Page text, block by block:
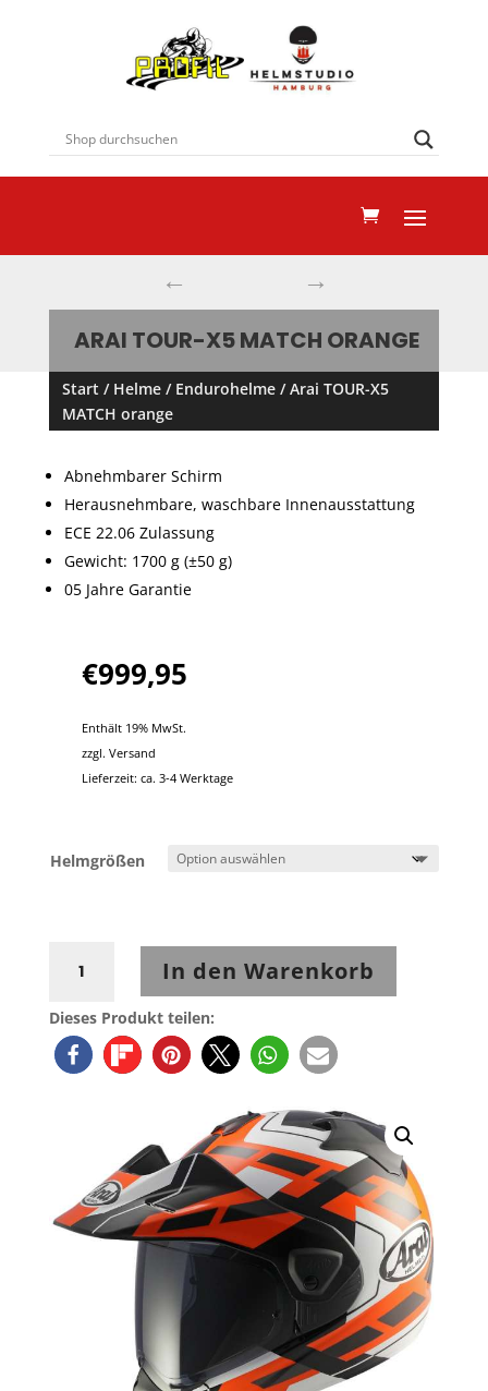
← →
ARAI TOUR-X5 MATCH ORANGE
Dieses Produkt teilen:
Start / Helme/ Endurohelme/ Arai TOUR-X5
MATCH orange
Abnehmbarer Schirm
Herausnehmbare, waschbare Innenausstattung
ECE 22.06 Zulassung
Gewicht: 1700 g (±50 g)
05 Jahre Garantie
€999,95
Enthält 19% MwSt.
zzgl. Versand
Lieferzeit: ca. 3-4 Werktage
Helmgrößen
TOUR-
MATCH
orange
Menge
In den Warenkorb